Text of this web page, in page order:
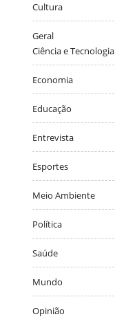
Cultura
Geral
Ciência e Tecnologia
Economia
Educação
Entrevista
Esportes
Meio Ambiente
Política
Saúde
Mundo
Opinião